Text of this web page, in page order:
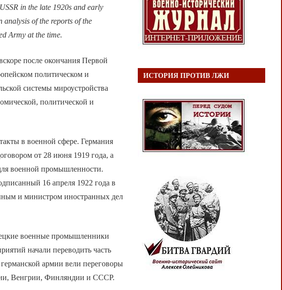
in the late 1920s and early
analysis of the reports of the
Army at the time.
после окончания Первой
политическом и
системы мироустройства
политической и
в военной сфере. Германия
от 28 июня 1919 года, а
военной промышленности.
16 апреля 1922 года в
и министром иностранных дел
военные промышленники
начали переводить часть
армии вели переговоры
Венгрии, Финляндии и СССР.
ИСТОРИЯ ПРОТИВ ЛЖИ